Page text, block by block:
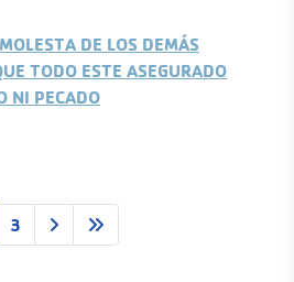
DE LOS DEMÁS
TODO ESTE ASEGURADO
NI PECADO
3